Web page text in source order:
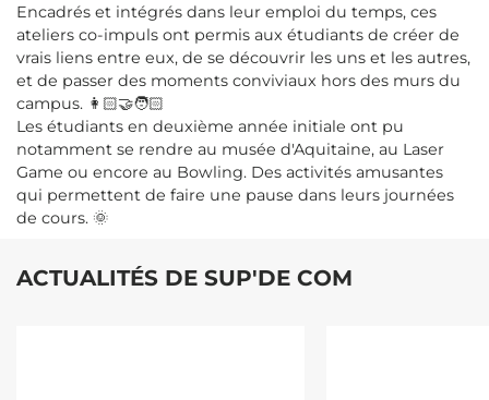
Encadrés et intégrés dans leur emploi du temps, ces
ateliers co-impuls ont permis aux étudiants de créer de
vrais liens entre eux, de se découvrir les uns et les autres,
et de passer des moments conviviaux hors des murs du
campus. 👩🏻‍🤝‍🧑🏻
Les étudiants en deuxième année initiale ont pu
notamment se rendre au musée d'Aquitaine, au Laser
Game ou encore au Bowling. Des activités amusantes
qui permettent de faire une pause dans leurs journées
de cours. 🌞
ACTUALITÉS DE SUP'DE COM